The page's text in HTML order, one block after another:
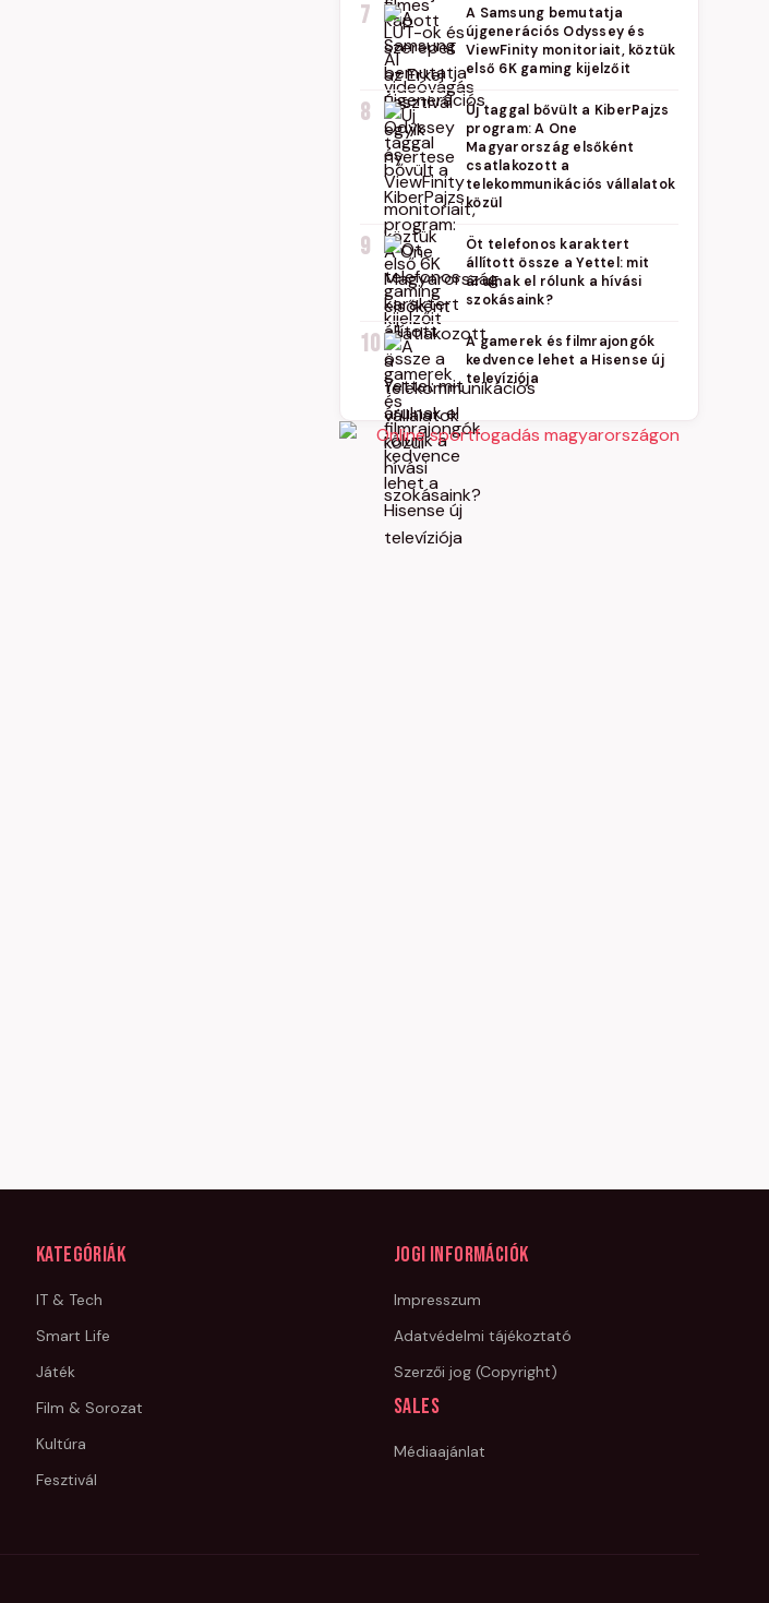
7
A Samsung bemutatja
újgenerációs Odyssey és
ViewFinity monitoriait, köztük
első 6K gaming kijelzőit
8
Új taggal bővült a KiberPajzs
program: A One
Magyarország elsőként
csatlakozott a
telekommunikációs vállalatok
közül
9
Öt telefonos karaktert
állított össze a Yettel: mit
árulnak el rólunk a hívási
szokásaink?
10
A gamerek és filmrajongók
kedvence lehet a Hisense új
televíziója
Kategóriák
IT & Tech
Smart Life
Játék
Film & Sorozat
Kultúra
Fesztivál
Jogi információk
Impresszum
Adatvédelmi tájékoztató
Szerzői jog (Copyright)
Sales
Médiaajánlat